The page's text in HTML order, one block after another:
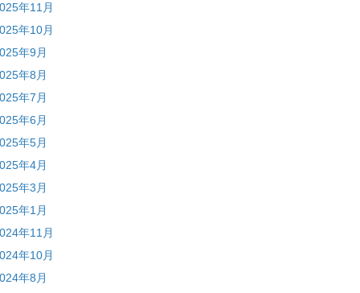
年11月
年10月
年9月
年8月
年7月
年6月
年5月
年4月
年3月
年1月
年11月
年10月
年8月